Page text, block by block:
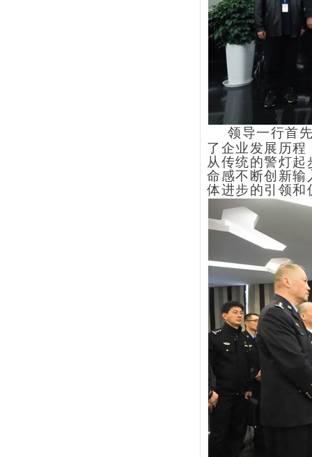
领导一行首
了企业发展历
从传统的警灯
命感不断创新输
体进步的引领和